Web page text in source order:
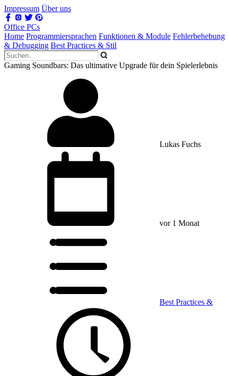
Impressum Über uns
Office PCs
Home Programmiersprachen Funktionen & Module Fehlerbehebung
& Debugging Best Practices & Stil
Gaming Soundbars: Das ultimative Upgrade für dein Spielerlebnis
Lukas Fuchs
vor 1 Monat
Best Practices &